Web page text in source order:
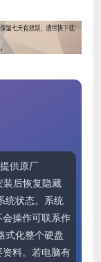
供原厂
后恢复隐藏
统状态。系统
操作可联系作
式化整个硬盘
料。若电脑有